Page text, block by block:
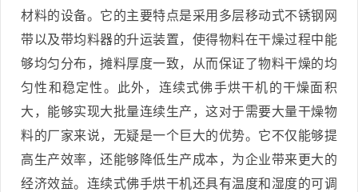
材料的设备。它的主要特点是采用多层移动式不锈钢网
带以及带均料器的升运装置，使得物料在干燥过程中能
够均匀分布，摊料厚度一致，从而保证了物料干燥的均
匀性和稳定性。此外，连续式佛手烘干机的干燥面积
大，能够实现大批量连续生产，这对于需要大量干燥物
料的厂家来说，无疑是一个巨大的优势。它不仅能够提
高生产效率，还能够降低生产成本，为企业带来更大的
经济效益。连续式佛手烘干机还具有温度和湿度的可调